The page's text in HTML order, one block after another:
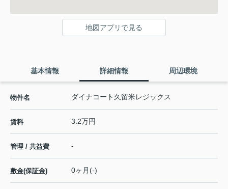
地図アプリで見る
基本情報 詳細情報 周辺環境
物件名 ダイナコート久留米レジックス
賃料 3.2万円
管理 / 共益費 -
敷金(保証金) 0ヶ月(-)